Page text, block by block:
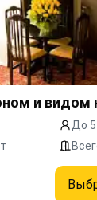
и видом
До 5